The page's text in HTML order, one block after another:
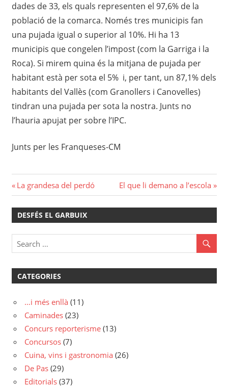
dades de 33, els quals representen el 97,6% de la
població de la comarca. Només tres municipis fan
una pujada igual o superior al 10%. Hi ha 13
municipis que congelen l’impost (com la Garriga i la
Roca). Si mirem quina és la mitjana de pujada per
habitant està per sota el 5% i, per tant, un 87,1% dels
habitants del Vallès (com Granollers i Canovelles)
tindran una pujada per sota la nostra. Junts no
l’hauria apujat per sobre l’IPC.
Junts per les Franqueses-CM
Navegació
d'entrades
Previous
Post:
La grandesa del perdó
Next
Post:
El que li demano a l’escola
DESFÉS EL GARBUIX
CATEGORIES
…i més enllà (11)
Caminades (23)
Concurs reporterisme (13)
Concursos (7)
Cuina, vins i gastronomia (26)
De Pas (29)
Editorials (37)